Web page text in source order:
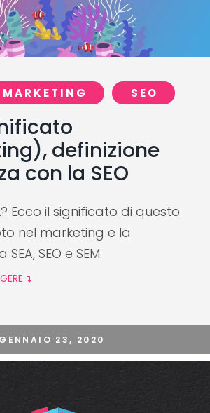
SEO
definizione
con la SEO
? Ecco il significato di questo
nel marketing e la
SEO e SEM.
GENNAIO 23, 2020